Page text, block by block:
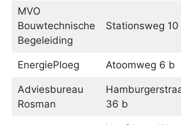
MVO
Bouwtechnische
Begeleiding
Stationsweg 10
EnergiePloeg Atoomweg 6 b
Adviesbureau
Rosman
36 b